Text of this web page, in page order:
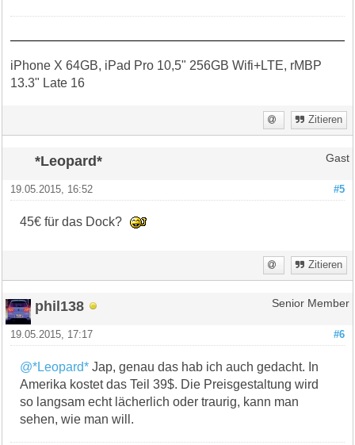
iPhone X 64GB, iPad Pro 10,5" 256GB Wifi+LTE, rMBP
13.3" Late 16
Zitieren
*Leopard* Gast
#5
19.05.2015, 16:52
45€ für das Dock?
Zitieren
phil138 Senior Member
#6
19.05.2015, 17:17
@*Leopard* Jap, genau das hab ich auch gedacht. In
Amerika kostet das Teil 39$. Die Preisgestaltung wird
so langsam echt lächerlich oder traurig, kann man
sehen, wie man will.